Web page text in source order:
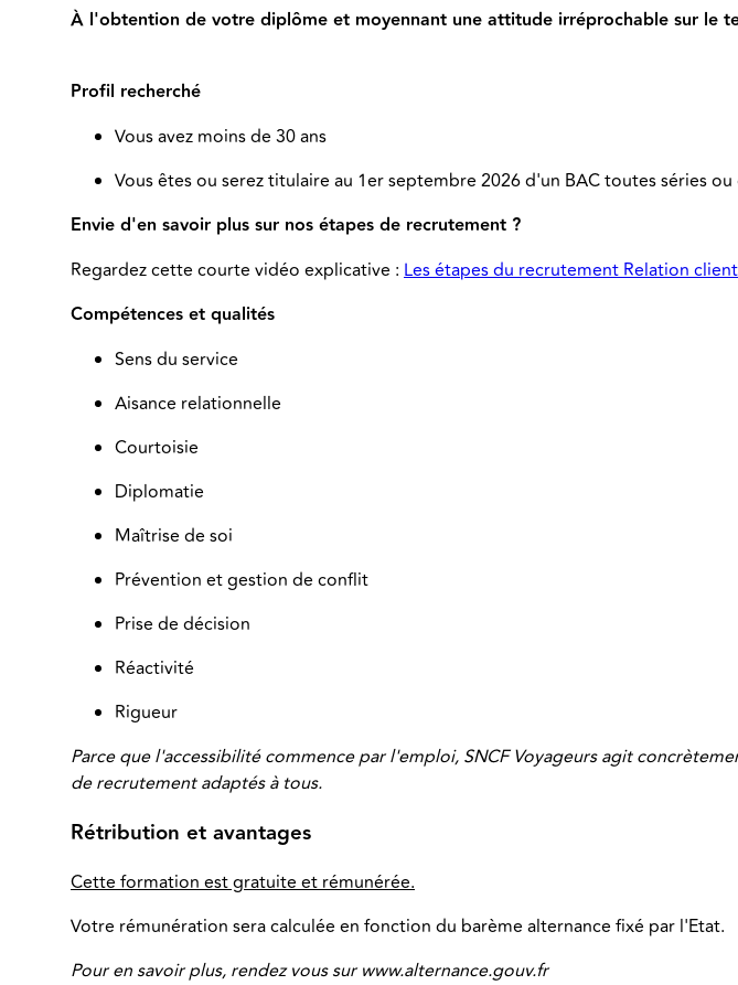
À l'obtention de votre diplôme et moyennant une attitude irréprochable sur le
Profil recherché
Vous avez moins de 30 ans
Vous êtes ou serez titulaire au 1er septembre 2026 d'un BAC toutes séries
Envie d'en savoir plus sur nos étapes de recrutement ?
Regardez cette courte vidéo explicative : Les étapes du recrutement Relation client
Compétences et qualités
Sens du service
Aisance relationnelle
Courtoisie
Diplomatie
Maîtrise de soi
Prévention et gestion de conflit
Prise de décision
Réactivité
Rigueur
Parce que l'accessibilité commence par l'emploi, SNCF Voyageurs agit
de recrutement adaptés à tous.
Rétribution et avantages
Cette formation est gratuite et rémunérée.
Votre rémunération sera calculée en fonction du barème alternance fixé par l'Etat.
Pour en savoir plus, rendez vous sur www.alternance.gouv.fr